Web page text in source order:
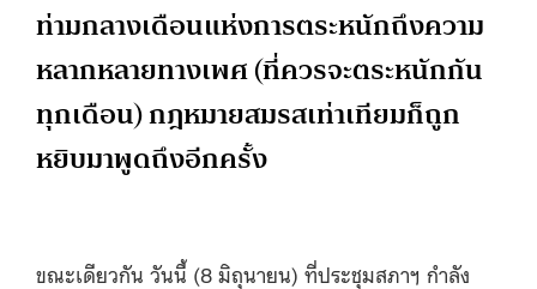
ท่ามกลางเดือนแห่งการตระหนักถึงความ
หลากหลายทางเพศ (ที่ควรจะตระหนักกัน
ทุกเดือน) กฎหมายสมรสเท่าเทียมก็ถูก
หยิบมาพูดถึงอีกครั้ง
ขณะเดียวกัน วันนี้ (8 มิถุนายน) ที่ประชุมสภาฯ กำลัง